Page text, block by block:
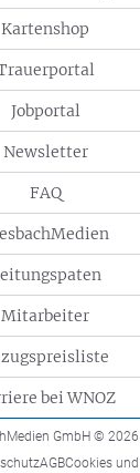
Kartenshop
Jobportal
Newsletter
FAQ
Mitarbeiter
bei WNOZ
GmbH © 2026
AGBCookies